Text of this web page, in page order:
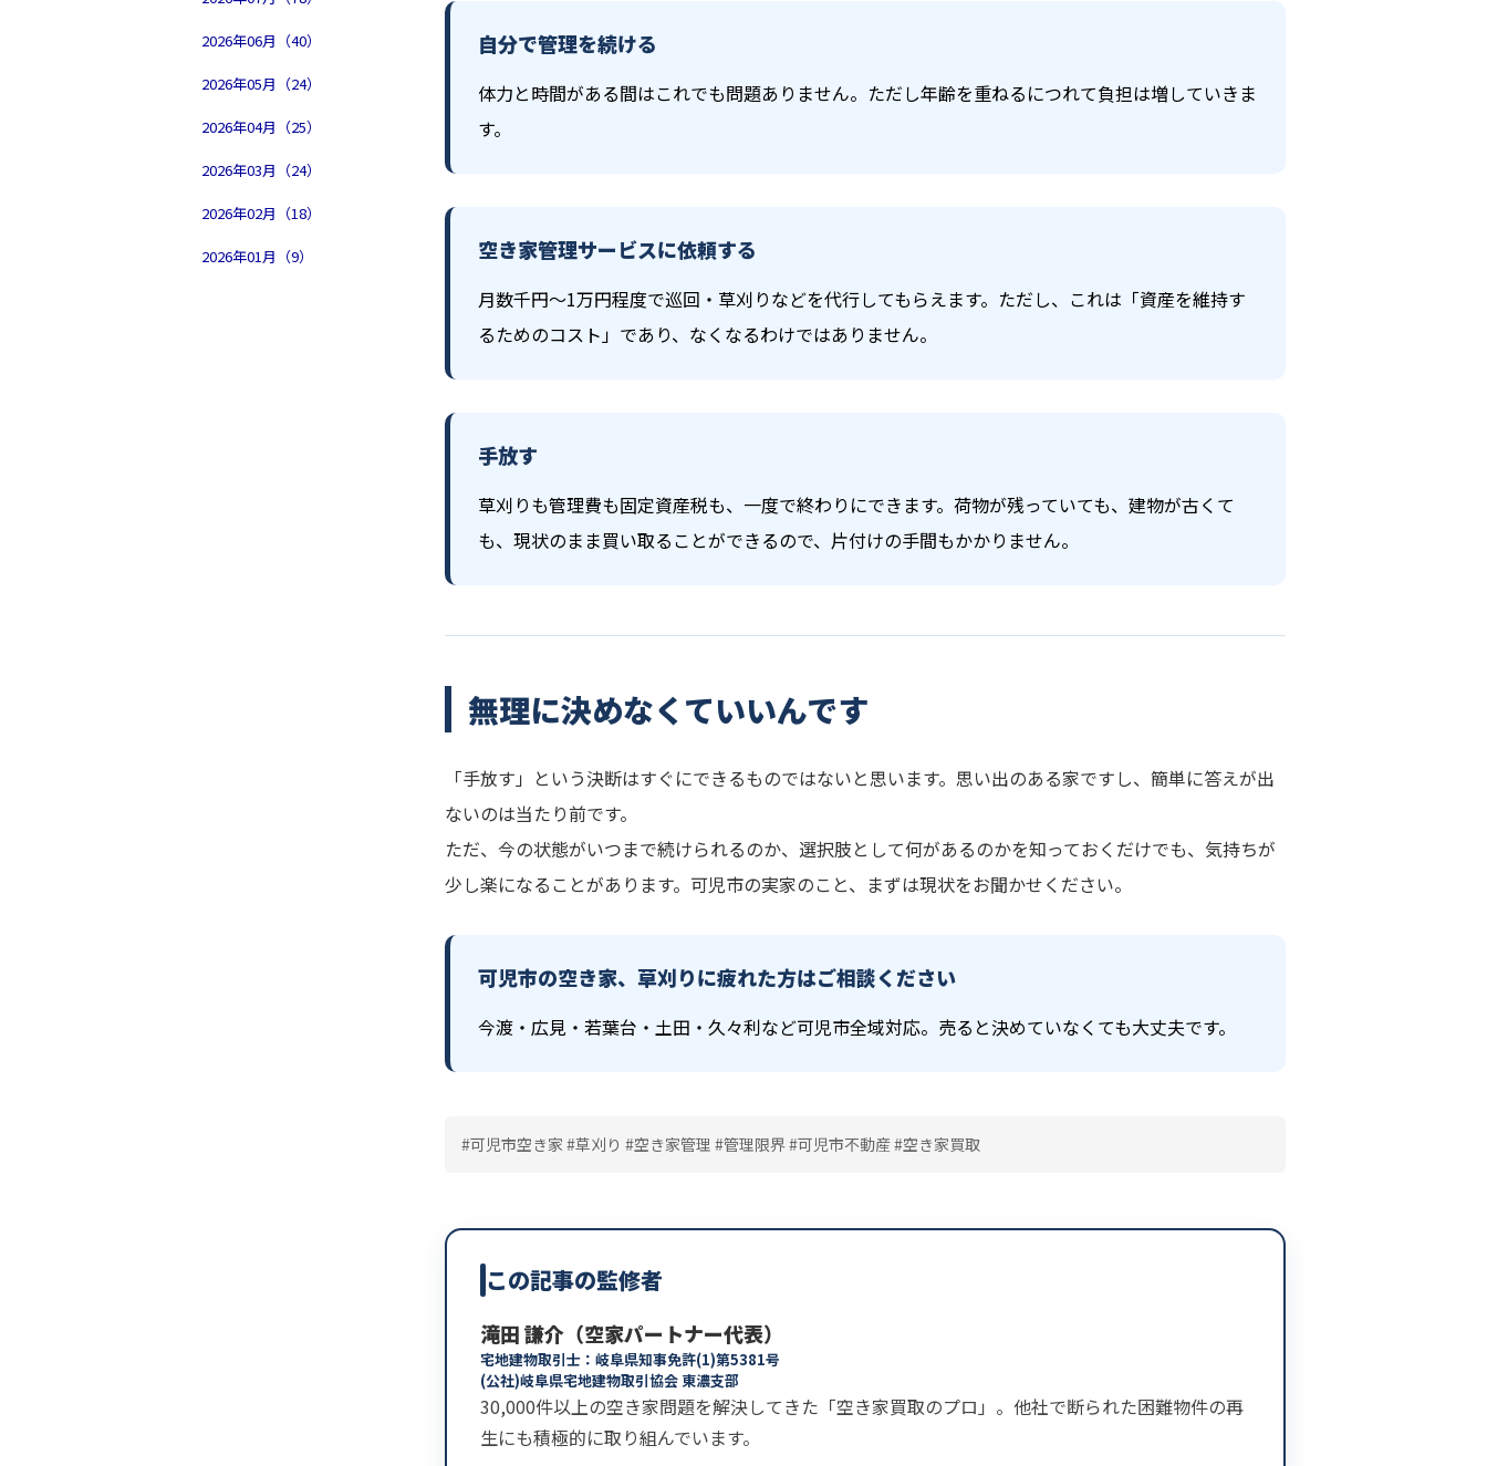
2026年06月（40）
2026年05月（24）
2026年04月（25）
2026年03月（24）
2026年02月（18）
2026年01月（9）
自分で管理を続ける
体力と時間がある間はこれでも問題ありません。ただし年齢を重ねるにつれて負担は増していきま
す。
空き家管理サービスに依頼する
月数千円〜1万円程度で巡回・草刈りなどを代行してもらえます。ただし、これは「資産を維持す
るためのコスト」であり、なくなるわけではありません。
手放す
草刈りも管理費も固定資産税も、一度で終わりにできます。荷物が残っていても、建物が古くて
も、現状のまま買い取ることができるので、片付けの手間もかかりません。
無理に決めなくていいんです
「手放す」という決断はすぐにできるものではないと思います。思い出のある家ですし、簡単に答えが出
ないのは当たり前です。
ただ、今の状態がいつまで続けられるのか、選択肢として何があるのかを知っておくだけでも、気持ちが
少し楽になることがあります。可児市の実家のこと、まずは現状をお聞かせください。
可児市の空き家、草刈りに疲れた方はご相談ください
今渡・広見・若葉台・土田・久々利など可児市全域対応。売ると決めていなくても大丈夫です。
#可児市空き家 #草刈り #空き家管理 #管理限界 #可児市不動産 #空き家買取
この記事の監修者
滝田 謙介（空家パートナー代表）
宅地建物取引士：岐阜県知事免許(1)第5381号
(公社)岐阜県宅地建物取引協会 東濃支部
30,000件以上の空き家問題を解決してきた「空き家買取のプロ」。他社で断られた困難物件の再
生にも積極的に取り組んでいます。